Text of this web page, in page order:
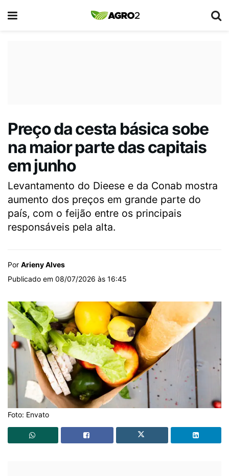
Preço da cesta básica sobe
na maior parte das capitais
em junho
Levantamento do Dieese e da Conab mostra
aumento dos preços em grande parte do
país, com o feijão entre os principais
responsáveis pela alta.
Por Arieny Alves
Publicado em 08/07/2026 às 16:45
Foto: Envato